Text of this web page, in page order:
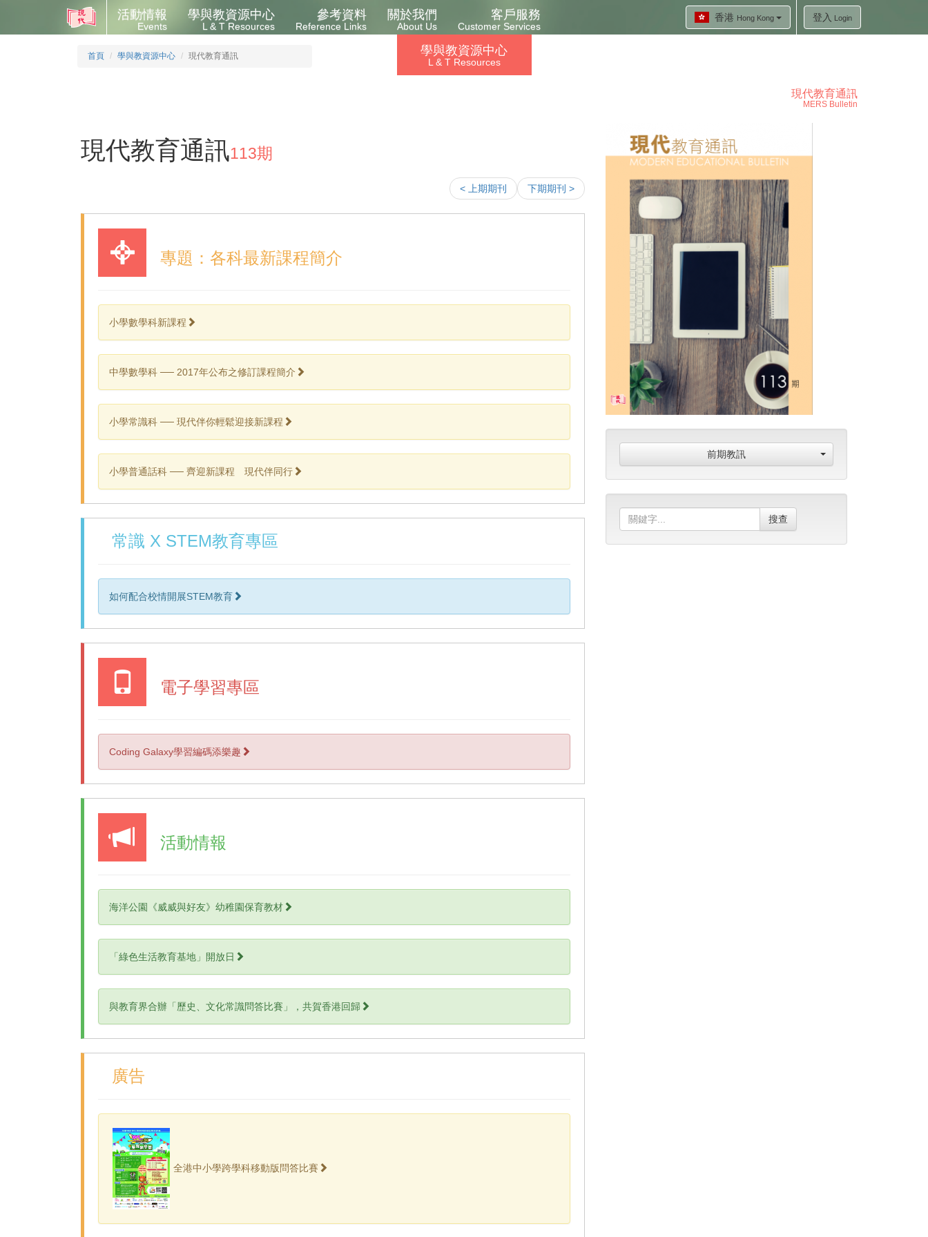
香港 Hong Kong 登入 Login
活動情報
Events
學與教資源中心
L & T Resources
參考資料
Reference Links
關於我們
About Us
客戶服務
Customer Services
首頁 學與教資源中心 現代教育通訊 學與教資源中心
L & T Resources
現代教育通訊
MERS Bulletin
現代教育通訊113期
下期期刊 >
< 上期期刊
專題：各科最新課程簡介
小學數學科新課程
中學數學科 ── 2017年公布之修訂課程簡介
小學常識科 ── 現代伴你輕鬆迎接新課程
小學普通話科 ── 齊迎新課程 現代伴同行
常識 X STEM教育專區
如何配合校情開展STEM教育
電子學習專區
Coding Galaxy學習編碼添樂趣
活動情報
海洋公園《威威與好友》幼稚園保育教材
「綠色生活教育基地」開放日
與教育界合辦「歷史、文化常識問答比賽」，共賀香港回歸
廣告
全港中小學跨學科移動版問答比賽
前期教訊
搜查